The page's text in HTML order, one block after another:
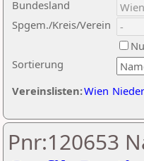
Sortierung
Bundesland
Spgem./Kreis/Verein
Vereinslisten:Wien
Pnr:120653